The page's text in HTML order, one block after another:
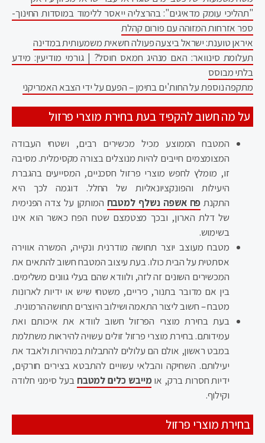
"תהליכי עומק מדאיגים": בהרצליה ייאסר ללימוד במוסדות החינוך-
ספר אזרחות המזוהה עם פורום קהלת
איראן טוענת: ישראל ביצעה פעולה חשאית משמעותית במדינה
תעלומת סינוואר: האם מנהיג חמאס חוסל? | גורמי מודיעין: מידע
בלתי מבוסס
מתקפה נוספת על החות'ים בתימן – הפעם על ידי הצבא האמריקני
על מה חשוב להקפיד בעת בחירת מוצרי פרזול
המטבח הממוצע מכיל מכשירים רבים, ושטחי העבודה
המצומצמים חייבים להיות מנוצלים בצורה מקסימלית. מסיבה
זו, מומלץ לחפש מוצרי פרזול חסכניים, המסייעים בהגברת
היעילות והפונקציונאליות של החלל. דוגמה לכך היא
התקנת פח אשפה נשלף למטבח המותקן על צדה הפנימית
של דלת הארון, ובכך מצטמצם שטח הפח כאשר הוא אינו
בשימוש.
מטבח מעוצב יוצר תחושה מודרנית ונקייה, המשרה אווירה
אסתטית על הבית כולו. בעת עיצוב המטבח חשוב להתאים את
המכשירים השונים זה לזה, ולוודא שהם בעלי גוונים משלימים.
בין אם מדובר בתנור, כיריים, משטחי שיש או ידיות לארונות
מטבח – חשוב ליצור התאמה ושילוב היוצרים תחושה הרמונית.
בעת בחירת מוצרי הפרזול חשוב לוודא את איכותם ואת
עמידותם. בחירת מוצרי פרזול זולים עשויה להיראות משתלמת
במבט ראשון, אולם הם עלולים להתבלות במהירות ולאבד את
יעילותם. השחיקה והבלאי עשויים להתבטא בצירים חורקים,
ידיות חסרות ברק, או מייבש כלים למטבח בעל סימני חלודה
וקילוף.
בחירת מוצרי פרזול